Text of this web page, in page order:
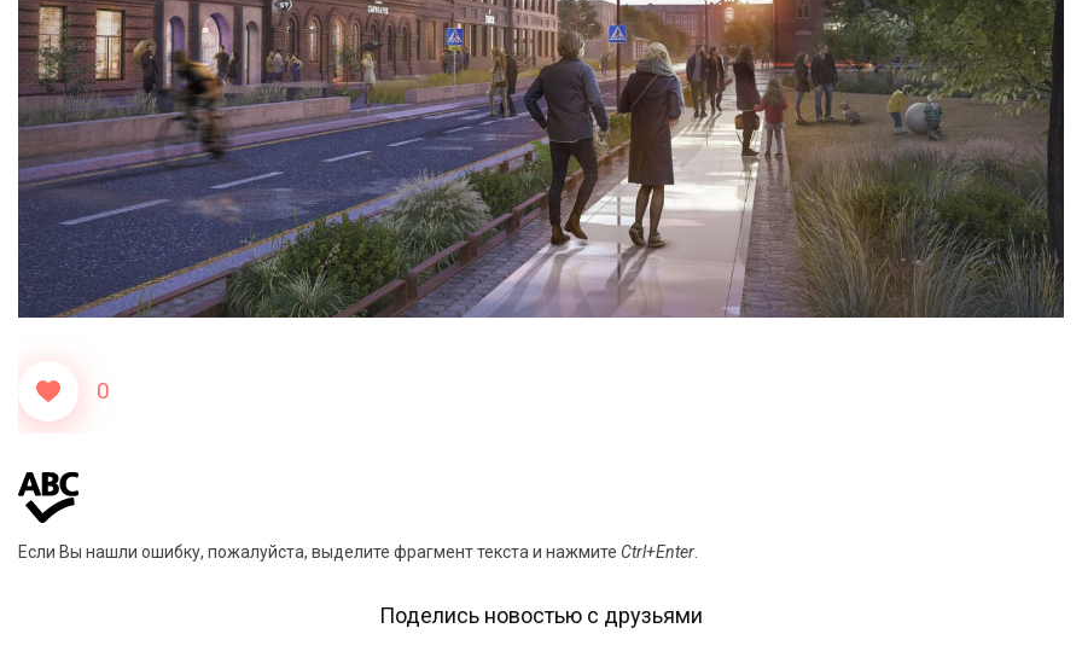
0
Если Вы нашли ошибку, пожалуйста, выделите фрагмент текста и нажмите Ctrl+Enter
Поделись новостью с друзьями